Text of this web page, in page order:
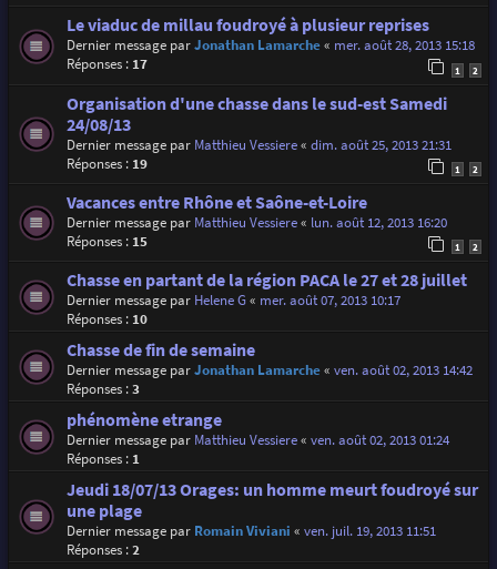
Le viaduc de millau foudroyé à plusieur reprises
Dernier message parJonathan Lamarche« mer. août 28, 2013 15:18
Réponses : 17 1 2
Organisation d'une chasse dans le sud-est Samedi
24/08/13
Dernier message par Matthieu Vessiere« dim. août 25, 2013 21:31
Réponses : 19 1 2
Vacances entre Rhône et Saône-et-Loire
Dernier message par Matthieu Vessiere« lun. août 12, 2013 16:20
Réponses : 15 1 2
Chasse en partant de la région PACA le 27 et 28 juillet
Dernier message par Helene G« mer. août 07, 2013 10:17
Réponses : 10
Chasse de fin de semaine
Dernier message parJonathan Lamarche« ven. août 02, 2013 14:42
Réponses :3
phénomène etrange
Dernier message par Matthieu Vessiere« ven. août 02, 2013 01:24
Réponses : 1
Jeudi 18/07/13 Orages: un homme meurt foudroyé sur
une plage
Dernier message par Romain Viviani « ven. juil. 19, 2013 11:51
Réponses :2